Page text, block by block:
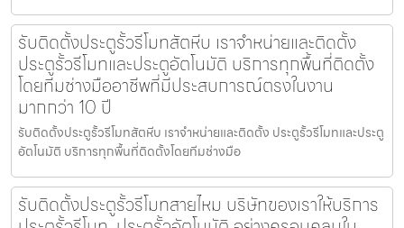
รับติดตั้งประตูรั้วรีโมทสัตหีบ เราจำหน่ายและติดตั้ง
ประตูรั้วรีโมทและประตูอัตโนมัติ บริการทุกพื้นที่ติดตั้ง
โดยทีมช่างมืออาชีพที่มีประสบการณ์ตรงในงาน
มากกว่า 10 ปี
รับติดตั้งประตูรั้วรีโมทสัตหีบ เราจำหน่ายและติดตั้ง ประตูรั้วรีโมทและประตู
อัตโนมัติ บริการทุกพื้นที่ติดตั้งโดยทีมช่างมือ
รับติดตั้งประตูรั้วรีโมทสายไหม บริษัทของเราให้บริการ